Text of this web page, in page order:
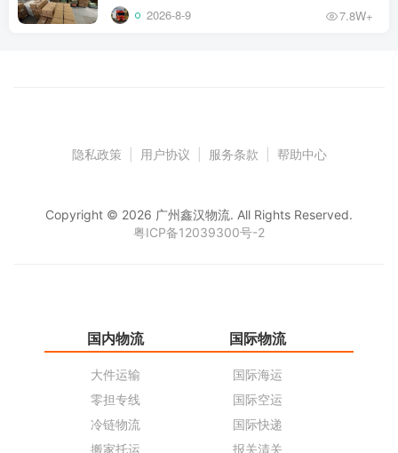
2026-8-9 7.8W+
隐私政策 用户协议 服务条款 帮助中心
Copyright © 2026 广州鑫汉物流. All Rights Reserved.
粤ICP备12039300号-2
国内物流
大件运输
零担专线
冷链物流
搬家托运
国际物流
国际海运
国际空运
国际快递
报关清关